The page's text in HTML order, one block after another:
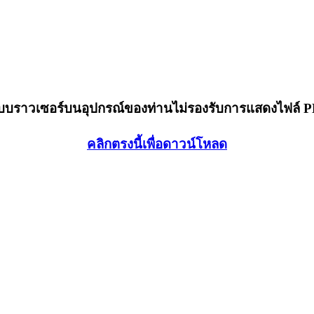
บราวเซอร์บนอุปกรณ์ของท่านไม่รองรับการแสดงไฟล์
คลิกตรงนี้เพื่อดาวน์โหลด